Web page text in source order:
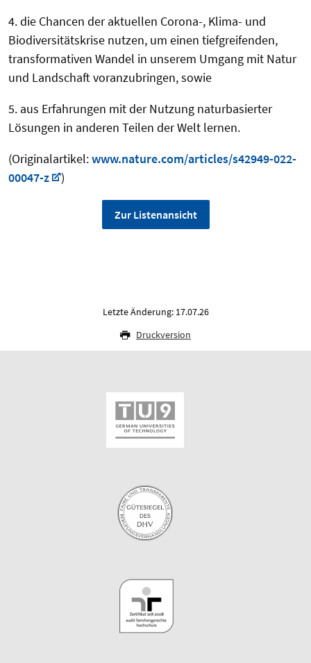
4. die Chancen der aktuellen Corona-, Klima- und
Biodiversitätskrise nutzen, um einen tiefgreifenden,
transformativen Wandel in unserem Umgang mit Natur
und Landschaft voranzubringen, sowie
5. aus Erfahrungen mit der Nutzung naturbasierter
Lösungen in anderen Teilen der Welt lernen.
(Originalartikel:www.nature.com/articles/s42949-022-
00047-z
)
Zur Listenansicht
Letzte Änderung: 17.07.26
Druckversion